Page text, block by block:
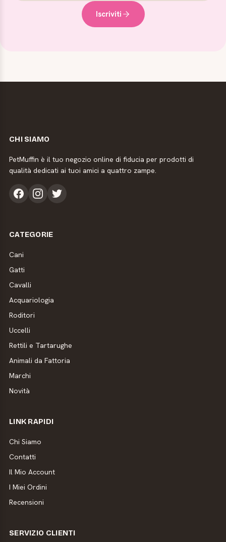
Iscriviti
CHI SIAMO
PetMuffin è il tuo negozio online di fiducia per prodotti di
qualità dedicati ai tuoi amici a quattro zampe.
CATEGORIE
Cani
Gatti
Cavalli
Acquariologia
Roditori
Uccelli
Rettili e Tartarughe
Animali da Fattoria
Marchi
Novità
LINK RAPIDI
Chi Siamo
Contatti
Il Mio Account
I Miei Ordini
Recensioni
SERVIZIO CLIENTI